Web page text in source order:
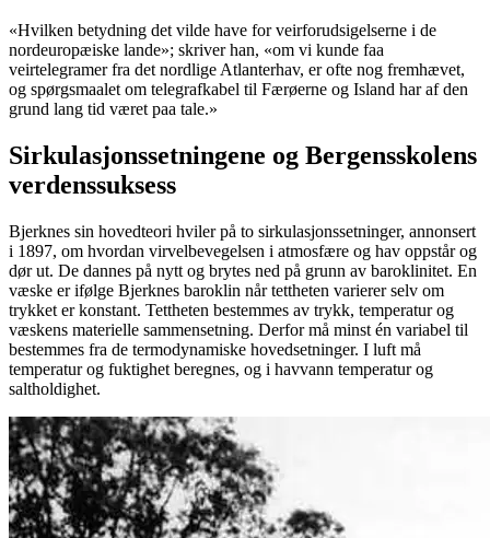
«Hvilken betydning det vilde have for veirforudsigelserne i de
nordeuropæiske lande»; skriver han, «om vi kunde faa
veirtelegramer fra det nordlige Atlanterhav, er ofte nog fremhævet,
og spørgsmaalet om telegrafkabel til Færøerne og Island har af den
grund lang tid været paa tale.»
Sirkulasjonssetningene og Bergensskolens
verdenssuksess
Bjerknes sin hovedteori hviler på to sirkulasjonssetninger, annonsert
i 1897, om hvordan virvelbevegelsen i atmosfære og hav oppstår og
dør ut. De dannes på nytt og brytes ned på grunn av baroklinitet. En
væske er ifølge Bjerknes baroklin når tettheten varierer selv om
trykket er konstant. Tettheten bestemmes av trykk, temperatur og
væskens materielle sammensetning. Derfor må minst én variabel til
bestemmes fra de termodynamiske hovedsetninger. I luft må
temperatur og fuktighet beregnes, og i havvann temperatur og
saltholdighet.